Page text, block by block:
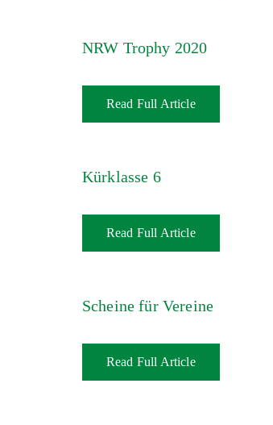
NRW Trophy 2020
Read Full Article
Kürklasse 6
Read Full Article
Scheine für Vereine
Read Full Article